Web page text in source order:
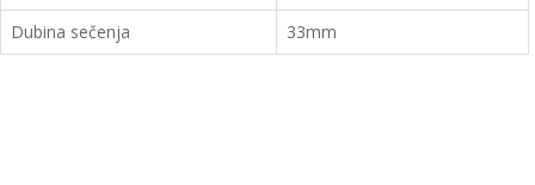
Dubina sečenja
33mm